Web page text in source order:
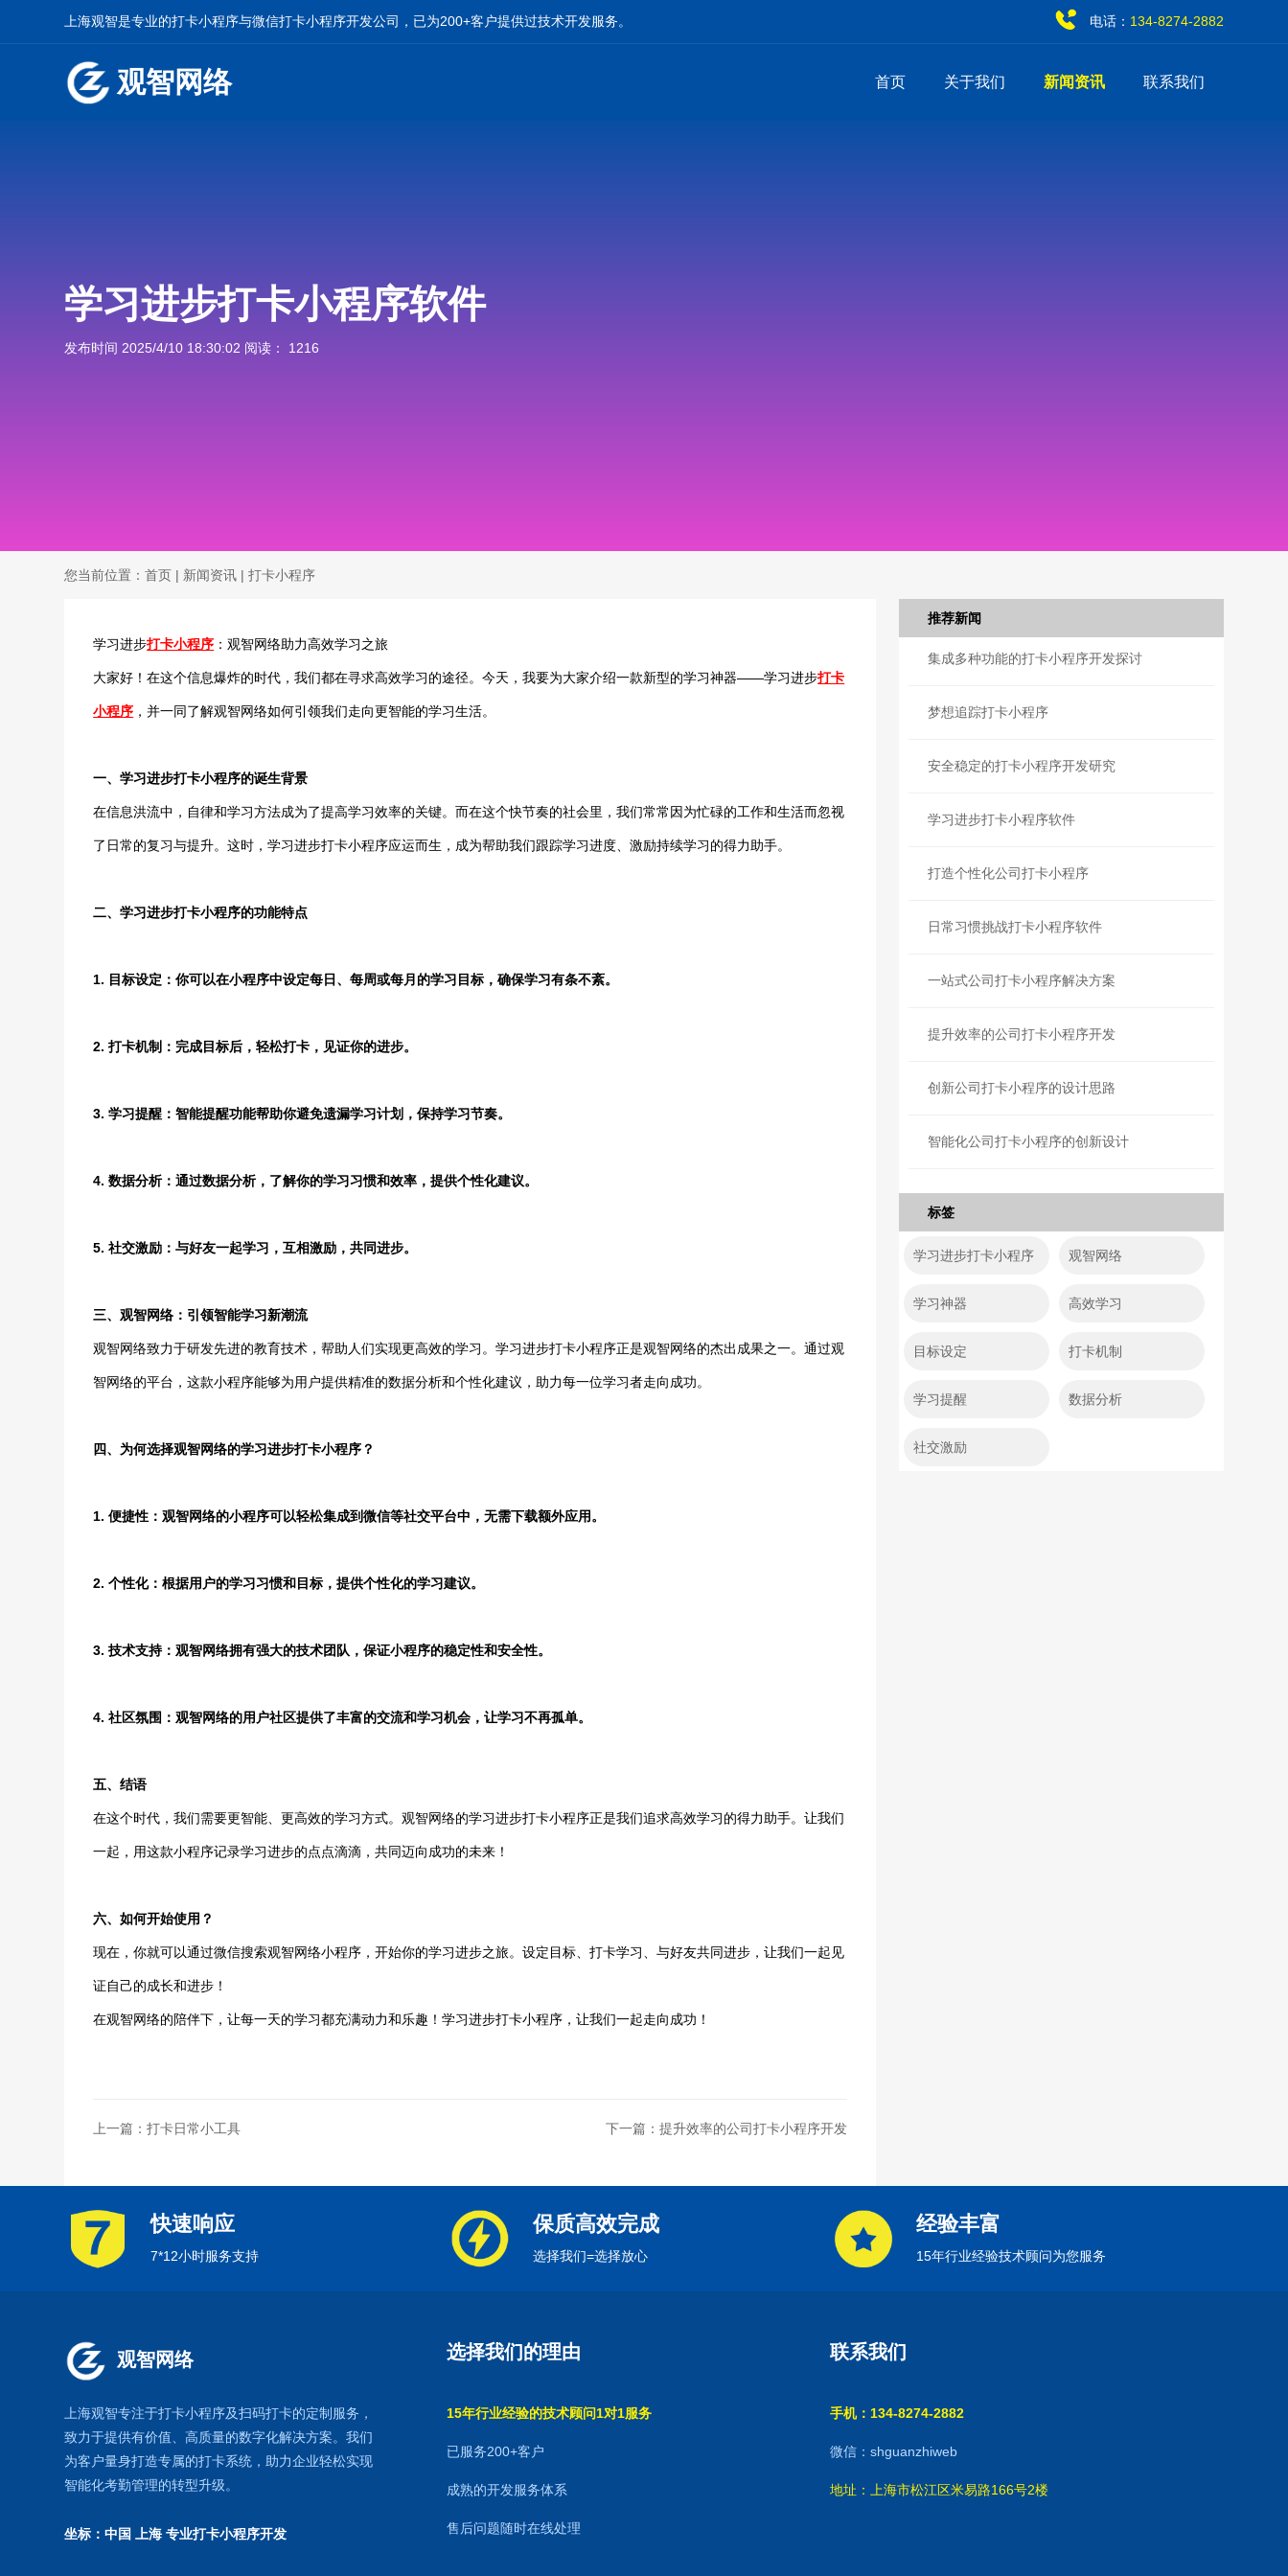
上海观智是专业的打卡小程序与微信打卡小程序开发公司，已为200+客户提供过技术开发服务。 134-8274-2882
电话：
观智网络 首页 关于我们 新闻资讯 联系我们
学习进步打卡小程序软件
发布时间 2025/4/10 18:30:02 阅读： 1216
您当前位置：首页 | 新闻资讯 | 打卡小程序
学习进步打卡小程序 ：观智网络助力高效学习之旅
大家好！在这个信息爆炸的时代，我们都在寻求高效学习的途径。今天，我要为大家介绍一款新型的学习神器——学习进步打卡
小程序 ，并一同了解观智网络如何引领我们走向更智能的学习生活。
一、学习进步打卡小程序的诞生背景
在信息洪流中，自律和学习方法成为了提高学习效率的关键。而在这个快节奏的社会里，我们常常因为忙碌的工作和生活而忽视
了日常的复习与提升。这时，学习进步打卡小程序应运而生，成为帮助我们跟踪学习进度、激励持续学习的得力助手。
二、学习进步打卡小程序的功能特点
1. 目标设定：你可以在小程序中设定每日、每周或每月的学习目标，确保学习有条不紊。
2. 打卡机制：完成目标后，轻松打卡，见证你的进步。
3. 学习提醒：智能提醒功能帮助你避免遗漏学习计划，保持学习节奏。
4. 数据分析：通过数据分析，了解你的学习习惯和效率，提供个性化建议。
5. 社交激励：与好友一起学习，互相激励，共同进步。
三、观智网络：引领智能学习新潮流
观智网络致力于研发先进的教育技术，帮助人们实现更高效的学习。学习进步打卡小程序正是观智网络的杰出成果之一。通过观
智网络的平台，这款小程序能够为用户提供精准的数据分析和个性化建议，助力每一位学习者走向成功。
四、为何选择观智网络的学习进步打卡小程序？
1. 便捷性：观智网络的小程序可以轻松集成到微信等社交平台中，无需下载额外应用。
2. 个性化：根据用户的学习习惯和目标，提供个性化的学习建议。
3. 技术支持：观智网络拥有强大的技术团队，保证小程序的稳定性和安全性。
4. 社区氛围：观智网络的用户社区提供了丰富的交流和学习机会，让学习不再孤单。
五、结语
在这个时代，我们需要更智能、更高效的学习方式。观智网络的学习进步打卡小程序正是我们追求高效学习的得力助手。让我们
一起，用这款小程序记录学习进步的点点滴滴，共同迈向成功的未来！
六、如何开始使用？
现在，你就可以通过微信搜索观智网络小程序，开始你的学习进步之旅。设定目标、打卡学习、与好友共同进步，让我们一起见
证自己的成长和进步！
在观智网络的陪伴下，让每一天的学习都充满动力和乐趣！学习进步打卡小程序，让我们一起走向成功！
上一篇：打卡日常小工具 下一篇：提升效率的公司打卡小程序开发
推荐新闻
集成多种功能的打卡小程序开发探讨
梦想追踪打卡小程序
安全稳定的打卡小程序开发研究
学习进步打卡小程序软件
打造个性化公司打卡小程序
日常习惯挑战打卡小程序软件
一站式公司打卡小程序解决方案
提升效率的公司打卡小程序开发
创新公司打卡小程序的设计思路
智能化公司打卡小程序的创新设计
标签
学习进步打卡小程序 观智网络
学习神器 高效学习
目标设定 打卡机制
学习提醒 数据分析
社交激励
快速响应
7*12小时服务支持
保质高效完成
选择我们=选择放心
经验丰富
15年行业经验技术顾问为您服务
观智网络
上海观智专注于打卡小程序及扫码打卡的定制服务，
致力于提供有价值、高质量的数字化解决方案。我们
为客户量身打造专属的打卡系统，助力企业轻松实现
智能化考勤管理的转型升级。
坐标：中国 上海专业打卡小程序开发
选择我们的理由
15年行业经验的技术顾问1对1服务
已服务200+客户
成熟的开发服务体系
售后问题随时在线处理
联系我们
手机：134-8274-2882
微信：shguanzhiweb
地址：上海市松江区米易路166号2楼